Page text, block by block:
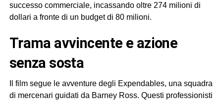
successo commerciale, incassando oltre 274 milioni di
dollari a fronte di un budget di 80 milioni.
trama avvincente e azione
senza sosta
Il film segue le avventure degli Expendables, una squadra
di mercenari guidati da Barney Ross. Questi professionisti